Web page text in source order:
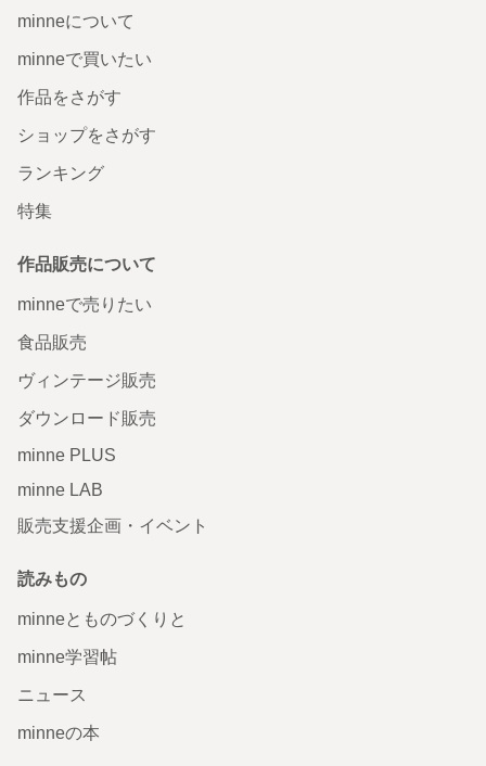
minneについて
minneで買いたい
作品をさがす
ショップをさがす
ランキング
特集
作品販売について
minneで売りたい
食品販売
ヴィンテージ販売
ダウンロード販売
minne PLUS
minne LAB
販売支援企画・イベント
読みもの
minneとものづくりと
minne学習帖
ニュース
minneの本